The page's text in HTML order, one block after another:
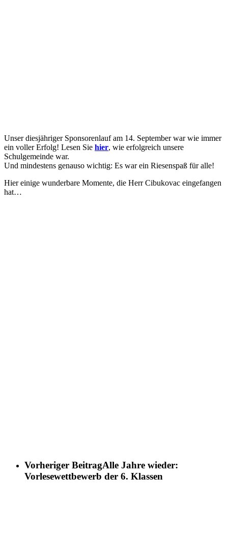
Unser diesjähriger Sponsorenlauf am 14. September war wie immer
ein voller Erfolg! Lesen Sie hier, wie erfolgreich unsere
Schulgemeinde war.
Und mindestens genauso wichtig: Es war ein Riesenspaß für alle!
Hier einige wunderbare Momente, die Herr Cibukovac eingefangen
hat…
Vorheriger BeitragAlle Jahre wieder:
Vorlesewettbewerb der 6. Klassen